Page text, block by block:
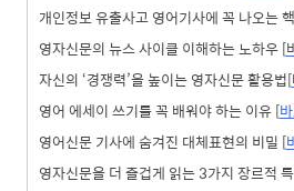
개인정보 유출사고 영어기사에 꼭 나오는
영자신문의 뉴스 사이클 이해하는 노하우 [
자신의 ‘경쟁력’을 높이는 영자신문 활용법[
영어 에세이 쓰기를 꼭 배워야 하는 이유 [
영어신문 기사에 숨겨진 대체표현의 비밀 [
영자신문을 더 즐겁게 읽는 3가지 장르적